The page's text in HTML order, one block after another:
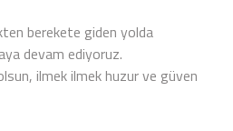
berekete giden yolda
devam ediyoruz.
ilmek ilmek huzur ve güven